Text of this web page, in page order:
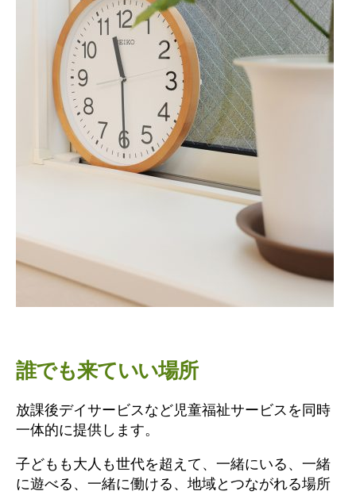
誰でも来ていい場所
放課後デイサービスなど児童福祉サービスを同時
一体的に提供します。
子どもも大人も世代を超えて、一緒にいる、一緒
に遊べる、一緒に働ける、地域とつながれる場所